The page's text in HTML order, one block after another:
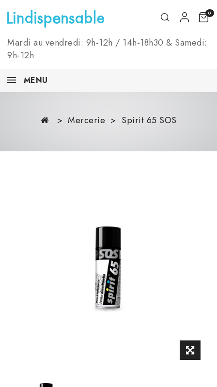
Mardi au vendredi: 9h-12h / 14h-18h30 & Samedi:
9h-12h
0
MENU
Mercerie Spirit 65 SOS